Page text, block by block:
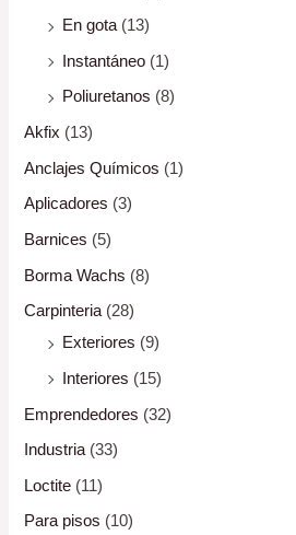
En gota (13)
Instantáneo (1)
Poliuretanos (8)
Akfix (13)
Anclajes Químicos (1)
Aplicadores (3)
Barnices (5)
Borma Wachs (8)
Carpinteria (28)
Exteriores (9)
Interiores (15)
Emprendedores (32)
Industria (33)
Loctite (11)
Para pisos (10)